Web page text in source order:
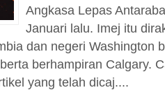
Angkasa Lepas
Januari lalu. Imej itu
dan negeri Washington
berhampiran Calgary.
yang telah dicaj....